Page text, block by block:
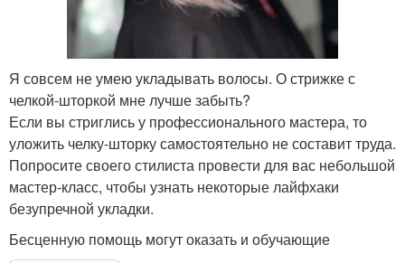
Я совсем не умею укладывать волосы. О стрижке с
челкой-шторкой мне лучше забыть?
Если вы стриглись у профессионального мастера, то
уложить челку-шторку самостоятельно не составит труда.
Попросите своего стилиста провести для вас небольшой
мастер-класс, чтобы узнать некоторые лайфхаки
безупречной укладки.
Бесценную помощь могут оказать и обучающие